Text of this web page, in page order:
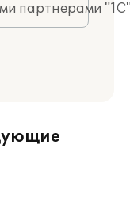
партнерами